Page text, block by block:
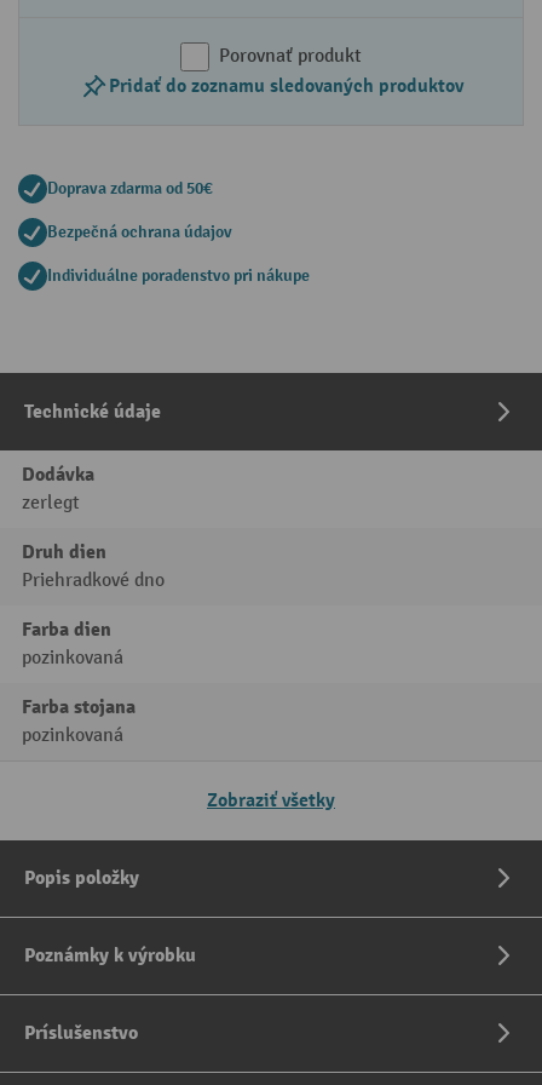
Porovnať produkt
Pridať do zoznamu sledovaných produktov
Doprava zdarma od 50€
Bezpečná ochrana údajov
Individuálne poradenstvo pri nákupe
Technické údaje
Dodávka
zerlegt
Druh dien
Priehradkové dno
Farba dien
pozinkovaná
Farba stojana
pozinkovaná
Zobraziť všetky
Popis položky
Poznámky k výrobku
Príslušenstvo